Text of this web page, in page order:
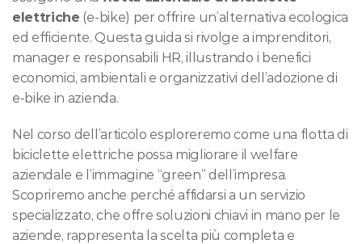
elettriche (e-bike) per offrire un’alternativa ecologica
ed efficiente. Questa guida si rivolge a imprenditori,
manager e responsabili HR, illustrando i benefici
economici, ambientali e organizzativi dell’adozione di
e-bike in azienda.
Nel corso dell’articolo esploreremo come una flotta di
biciclette elettriche possa migliorare il welfare
aziendale e l’immagine “green” dell’impresa.
Scopriremo anche perché affidarsi a un servizio
specializzato, che offre soluzioni chiavi in mano per le
aziende, rappresenta la scelta più completa e